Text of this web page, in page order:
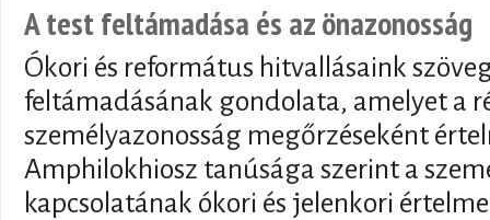
A test feltámadása és az önazonosság
Ókori és református hitvallásaink
feltámadásának gondolata, amelyet a
személyazonosság megőrzéseként
Amphilokhiosz tanúsága szerint a
kapcsolatának ókori és jelenkori